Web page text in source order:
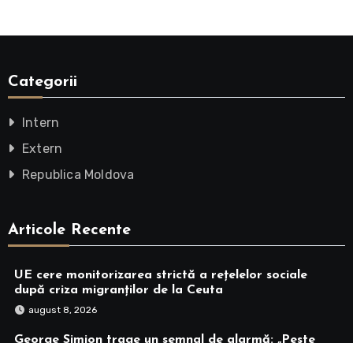
Categorii
Intern
Extern
Republica Moldova
Articole Recente
UE cere monitorizarea strictă a rețelelor sociale
după criza migranților de la Ceuta
august 8, 2026
George Simion trage un semnal de alarmă: „Peste